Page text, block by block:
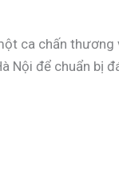
ca chấn thương
Nội để chuẩn